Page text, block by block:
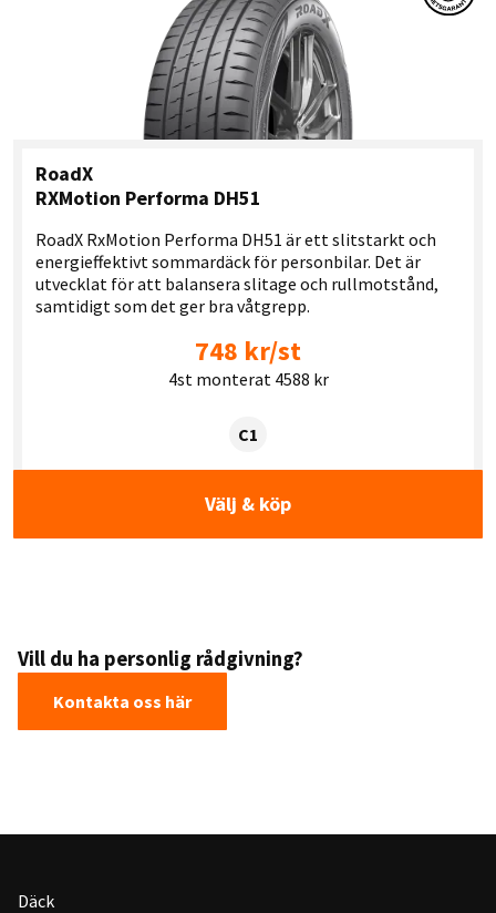
RoadX
RXMotion Performa DH51
RoadX RxMotion Performa DH51 är ett slitstarkt och
energieffektivt sommardäck för personbilar. Det är
utvecklat för att balansera slitage och rullmotstånd,
samtidigt som det ger bra våtgrepp.
748 kr/st
4st monterat 4588 kr
Tyre class:
C1
Välj & köp
Vill du ha personlig rådgivning?
Kontakta oss här
Däck